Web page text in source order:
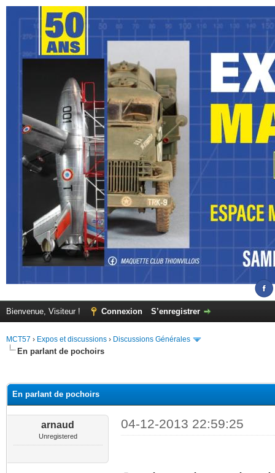
Bienvenue, Visiteur ! Connexion S’enregistrer
MCT57 › Expos et discussions › Discussions Générales
En parlant de pochoirs
En parlant de pochoirs
arnaud
Unregistered
04-12-2013 22:59:25